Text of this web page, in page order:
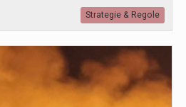
Strategie & Regole